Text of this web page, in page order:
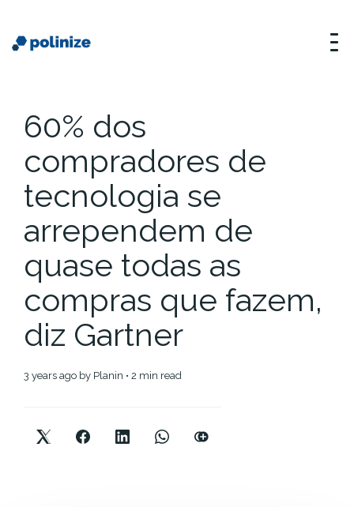
60% dos
compradores de
tecnologia se
arrependem de
quase todas as
compras que fazem,
diz Gartner
3 years ago by Planin • 2 min read